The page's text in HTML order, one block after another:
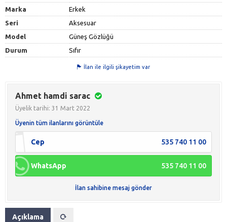
Marka
Erkek
Seri
Aksesuar
Model
Güneş Gözlüğü
Durum
Sıfır
İlan ile ilgili şikayetim var
Ahmet hamdi sarac
Üyelik tarihi: 31 Mart 2022
Üyenin tüm ilanlarını görüntüle
Cep 535 740 11 00
WhatsApp 535 740 11 00
İlan sahibine mesaj gönder
Açıklama